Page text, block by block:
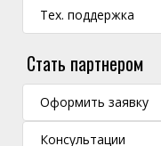
Тех. поддержка
Стать партнером
Оформить заявку
Консультации